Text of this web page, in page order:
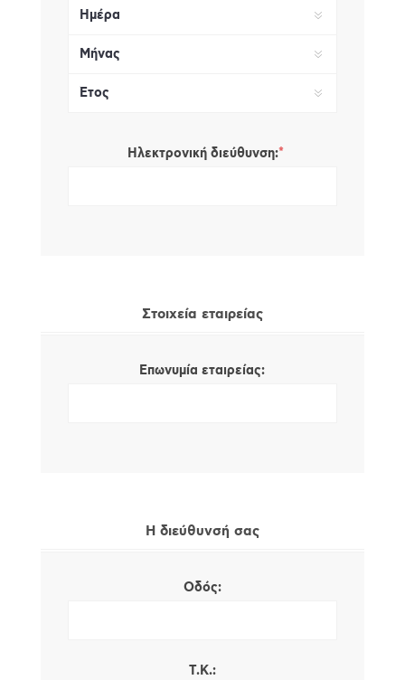
Ηλεκτρονική διεύθυνση:*
Στοιχεία εταιρείας
Επωνυμία εταιρείας:
Η διεύθυνσή σας
Οδός:
Τ.Κ.: